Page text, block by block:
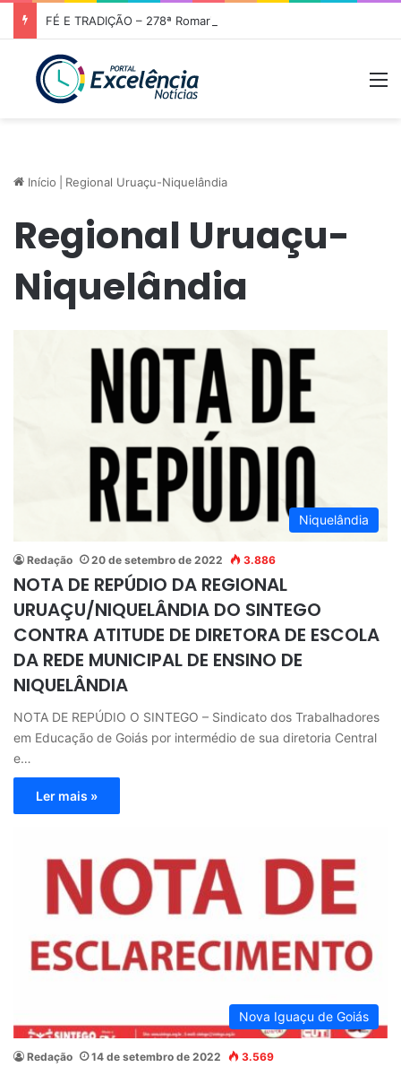
Início Regional Uruaçu-Niquelândia
Regional Uruaçu-
Niquelândia
Niquelândia
Redação 20 de setembro de 2022 3.886
NOTA DE REPÚDIO DA REGIONAL
URUAÇU/NIQUELÂNDIA DO SINTEGO
CONTRA ATITUDE DE DIRETORA DE ESCOLA
DA REDE MUNICIPAL DE ENSINO DE
NIQUELÂNDIA
NOTA DE REPÚDIO O SINTEGO – Sindicato dos Trabalhadores
em Educação de Goiás por intermédio de sua diretoria Central
e…
Ler mais »
Nova Iguaçu de Goiás
Redação 14 de setembro de 2022 3.569